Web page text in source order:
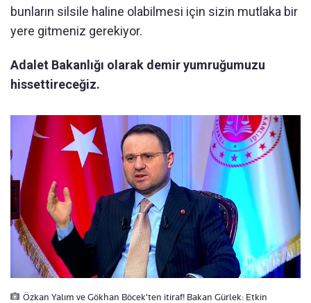
bunların silsile haline olabilmesi için sizin mutlaka bir
yere gitmeniz gerekiyor.
Adalet Bakanlığı olarak demir yumruğumuzu
hissettireceğiz.
Özkan Yalım ve Gökhan Böcek'ten itiraf! Bakan Gürlek: Etkin